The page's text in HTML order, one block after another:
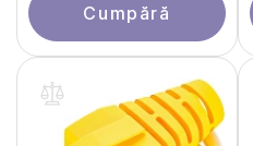
Cumpără